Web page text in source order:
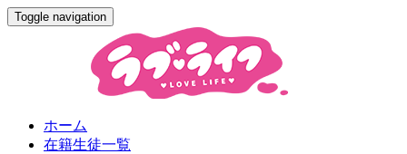
Toggle navigation
ホーム
在籍生徒一覧